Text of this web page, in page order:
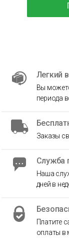
Легкий
Вы
периода
Заказы
Служба
Наша
дней в
Платите
оплаты в